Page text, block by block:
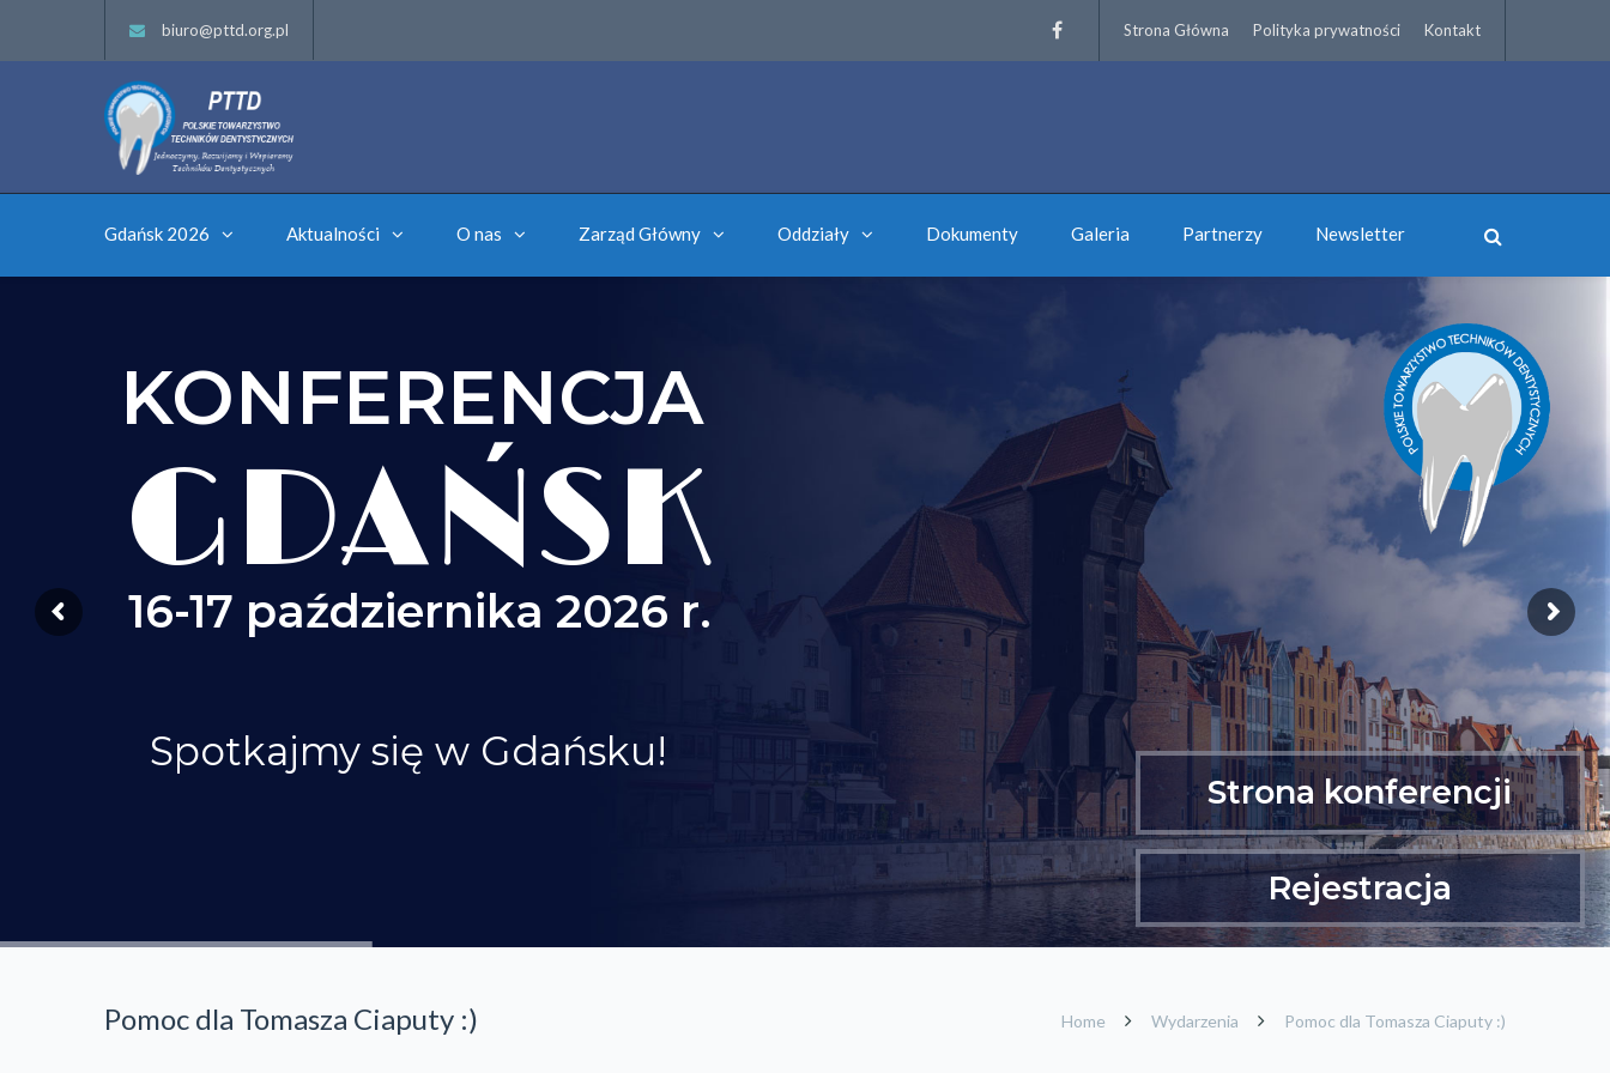
biuro@pttd.org.pl Strona Główna Polityka prywatności Kontakt
Gdańsk 2026 Aktualności O nas Zarząd Główny Oddziały Dokumenty Galeria Partnerzy Newsletter
KONFERENCJA
GDAŃSK
16-17 października 2026 r.
Spotkajmy się w Gdańsku!
Strona konferencji
Rejestracja
Pomoc dla Tomasza Ciaputy :) Home Wydarzenia Pomoc dla Tomasza Ciaputy :)